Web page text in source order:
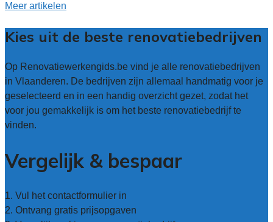
Meer artikelen
Kies uit de beste renovatiebedrijven
Op Renovatiewerkengids.be vind je alle renovatiebedrijven
in Vlaanderen. De bedrijven zijn allemaal handmatig voor je
geselecteerd en in een handig overzicht gezet, zodat het
voor jou gemakkelijk is om het beste renovatiebedrijf te
vinden.
Vergelijk & bespaar
1. Vul het contactformulier in
2. Ontvang gratis prijsopgaven